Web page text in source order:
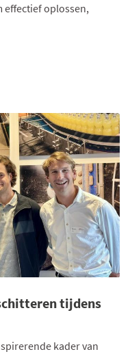
effectief oplossen,
tijdens
kader van